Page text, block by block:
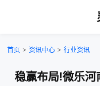
首页 > 资讯中心 > 行业资讯
稳赢布局!微乐河